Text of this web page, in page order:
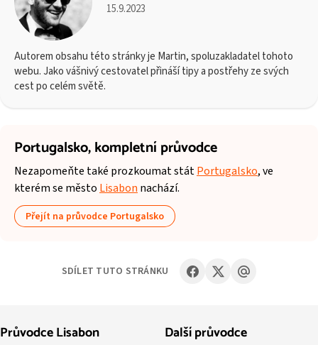
15.9.2023
Autorem obsahu této stránky je Martin, spoluzakladatel tohoto
webu. Jako vášnivý cestovatel přináší tipy a postřehy ze svých
cest po celém světě.
Portugalsko,kompletní průvodce
Nezapomeňte také prozkoumat státPortugalsko, ve
kterém se město Lisabon nachází.
Přejít na průvodce Portugalsko
SDÍLET TUTO STRÁNKU
Průvodce Lisabon Další průvodce